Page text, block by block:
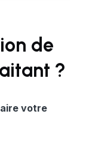
de
?
votre